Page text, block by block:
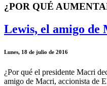
¿POR QUÉ
Lewis, el amigo de
Lunes, 18 de julio de 2016
¿Por qué el presidente Macri
amigo de Macri, accionista de